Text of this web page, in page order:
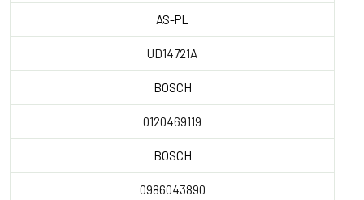
AS-PL
UD14721A
BOSCH
0120469119
BOSCH
0986043890